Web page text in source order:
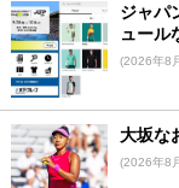
ジャパ
ュール
(2026年8
大坂な
(2026年8